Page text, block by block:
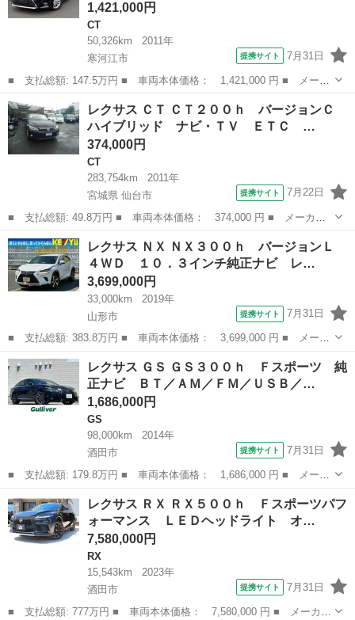
1,421,000円
CT
50,326km
2011年
寒河江市
提携サイト 7月31日
■ 支払総額: 147.5万円 ■ 車両本体価格： 1,421,000 円 ■ メーカ
ー名： レクサス ■ 車種名： ＣＴ ■ グレード名： ＣＴ２００
ｈ バージョンＣ 後期フェイス仕様 スマートキー２個 カードキ
ー 純正...
山形 寒河江市
レクサス ＣＴ ＣＴ２００ｈ バージョンＣ
ハイブリッド ナビ・ＴＶ ＥＴＣ …
374,000円
CT
283,754km
2011年
宮城県 仙台市
提携サイト 7月22日
■ 支払総額: 49.8万円 ■ 車両本体価格： 374,000 円 ■ メーカー
名： レクサス ■ 車種名： ＣＴ ■ グレード名： ＣＴ２００
ｈ バージョンＣ ハイブリッド ナビ・ＴＶ ＥＴＣ ＢＫカメ
ラ フロントショ...
宮城 仙台市 CT
レクサス ＮＸ ＮＸ３００ｈ バージョンＬ
４ＷＤ １０．３インチ純正ナビ レ…
3,699,000円
33,000km
2019年
山形市
提携サイト 7月31日
■ 支払総額: 383.8万円 ■ 車両本体価格： 3,699,000 円 ■ メーカ
ー名： レクサス ■ 車種名： ＮＸ ■ グレード名： ＮＸ３００
ｈ バージョンＬ ４ＷＤ １０．３インチ純正ナビ レザー電動シ
ート パ...
山形 山形市 レクサス
レクサス ＧＳ ＧＳ３００ｈ Ｆスポーツ 純
正ナビ ＢＴ／ＡＭ／ＦＭ／ＵＳＢ／…
1,686,000円
GS
98,000km
2014年
酒田市
提携サイト 7月31日
■ 支払総額: 179.8万円 ■ 車両本体価格： 1,686,000 円 ■ メーカ
ー名： レクサス ■ 車種名： ＧＳ ■ グレード名： ＧＳ３００
ｈ Ｆスポーツ 純正ナビ ＢＴ／ＡＭ／ＦＭ／ＵＳＢ／ＤＶＤ／Ｃ
Ｄ／ＡＵ...
山形 酒田市 GS
レクサス ＲＸ ＲＸ５００ｈ Ｆスポーツパフ
ォーマンス ＬＥＤヘッドライト オ…
7,580,000円
RX
15,543km
2023年
酒田市
提携サイト 7月31日
■ 支払総額: 777万円 ■ 車両本体価格： 7,580,000 円 ■ メーカー